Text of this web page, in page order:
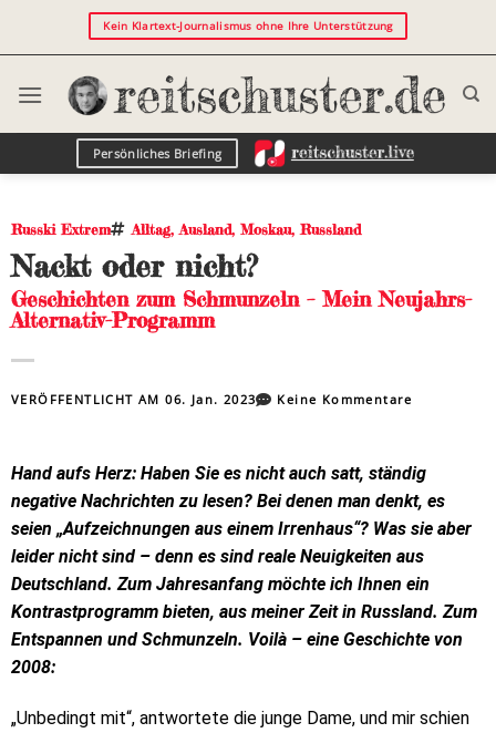
Kein Klartext-Journalismus ohne Ihre Unterstützung
Persönliches Briefing
Russki Extrem Alltag, Ausland, Moskau, Russland
Nackt oder nicht?
Geschichten zum Schmunzeln – Mein Neujahrs-
Alternativ-Programm
VERÖFFENTLICHT AM06. Jan. 2023 Keine Kommentare
Hand aufs Herz: Haben Sie es nicht auch satt, ständig
negative Nachrichten zu lesen? Bei denen man denkt, es
seien „Aufzeichnungen aus einem Irrenhaus“? Was sie aber
leider nicht sind – denn es sind reale Neuigkeiten aus
Deutschland. Zum Jahresanfang möchte ich Ihnen ein
Kontrastprogramm bieten, aus meiner Zeit in Russland. Zum
Entspannen und Schmunzeln. Voilà – eine Geschichte von
2008:
„Unbedingt mit“, antwortete die junge Dame, und mir schien